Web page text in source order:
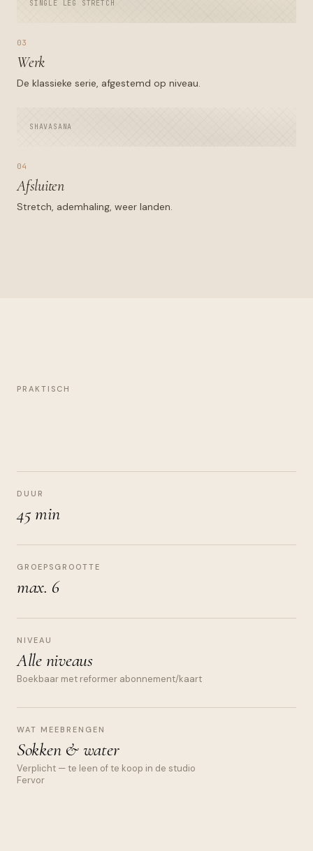
SINGLE LEG STRETCH
03
Werk
De klassieke serie, afgestemd op niveau.
SHAVASANA
04
Afsluiten
Stretch, ademhaling, weer landen.
PRAKTISCH
DUUR
45 min
GROEPSGROOTTE
max. 6
NIVEAU
Alle niveaus
Boekbaar met reformer abonnement/kaart
WAT MEEBRENGEN
Sokken & water
Verplicht — te leen of te koop in de studio
Fervor